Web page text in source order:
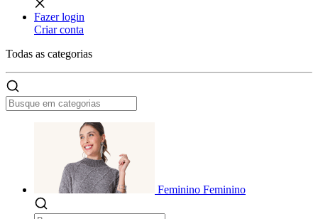
Fazer login
Criar conta
Todas as categorias
Feminino Feminino